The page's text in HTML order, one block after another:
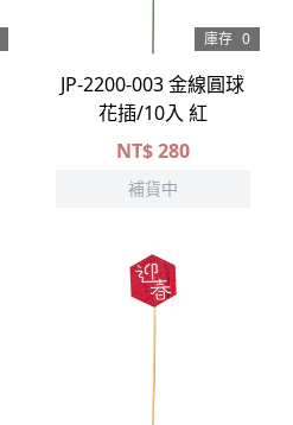
庫存 0
JP-2200-003 金線圓球
花插/10入 紅
NT$280
補貨中